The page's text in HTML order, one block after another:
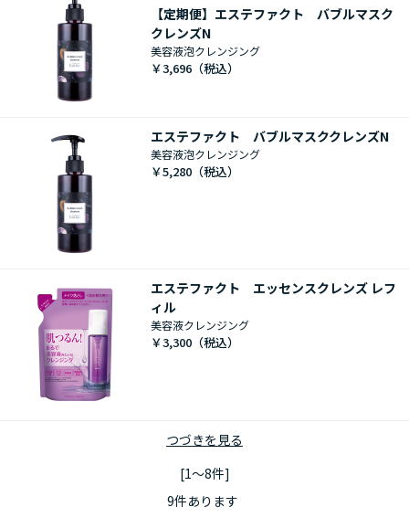
【定期便】エステファクト バブルマスク
クレンズN
美容液泡クレンジング
￥3,696
エステファクト バブルマスククレンズN
美容液泡クレンジング
￥5,280
エステファクト エッセンスクレンズ レフ
ィル
美容液クレンジング
￥3,300
つづきを見る
[1～8件]
9件あります